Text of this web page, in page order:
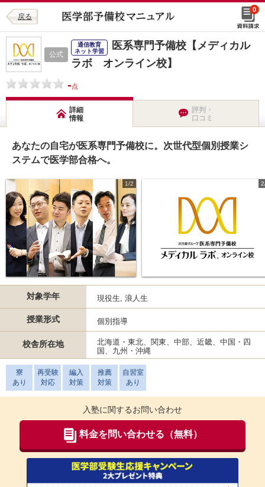
戻る
0
公式
通信教育
ネット学習
医系専門予備校【メディカル
ラボ オンライン校】
-点
詳細
情報
評判・
口コミ
あなたの自宅が医系専門予備校に。次世代型個別授業シ
ステムで医学部合格へ。
1/2
対象学年 現役生, 浪人生
授業形式 個別指導
校舎所在地
北海道・東北、関東、中部、近畿、中国・四
国、九州・沖縄
寮
あり
再受験
対応
編入
対策
推薦
対策
自習室
あり
入塾に関するお問い合わせ
料金を問い合わせる（無料）